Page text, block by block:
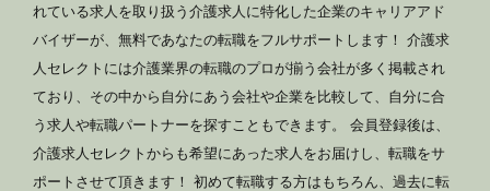
れている求人を取り扱う介護求人に特化した企業のキャリアアド
バイザーが、無料であなたの転職をフルサポートします！ 介護求
人セレクトには介護業界の転職のプロが揃う会社が多く掲載され
ており、その中から自分にあう会社や企業を比較して、自分に合
う求人や転職パートナーを探すこともできます。 会員登録後は、
介護求人セレクトからも希望にあった求人をお届けし、転職をサ
ポートさせて頂きます！ 初めて転職する方はもちろん、過去に転